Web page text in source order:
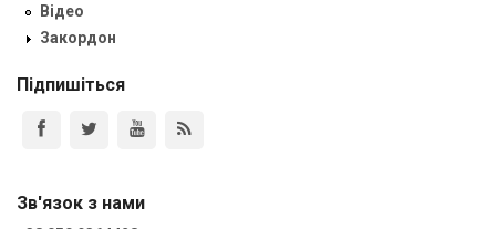
Відео
Закордон
Підпишіться
Зв'язок з нами